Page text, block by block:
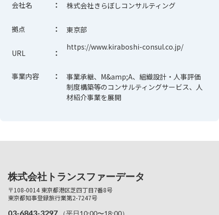
会社名 ： 株式会社きらぼしコンサルティング
拠点 ： 東京部
URL ：
https://www.kiraboshi-consul.co.jp/
事業内容 ：
事業承継、M&amp;A、組織設計・人事評価
制度構築等のコンサルティングサービス、人
材紹介事業を展開
株式会社トランスファーデータ
〒108-0014 東京都港区芝四丁目7番8号
東京都知事登録旅行業第2-7247号
03-6843-3297